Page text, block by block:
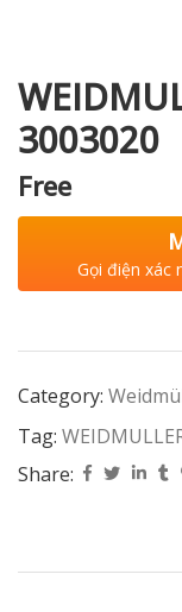
3003020
Free
Gọi điện xác
Category:
Tag:
Share: